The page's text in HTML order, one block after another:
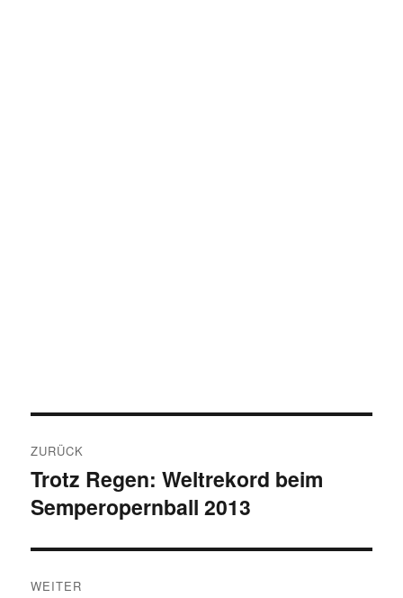
ZURÜCK
Vorheriger
Beitrag:
Trotz Regen: Weltrekord beim
Semperopernball 2013
WEITER